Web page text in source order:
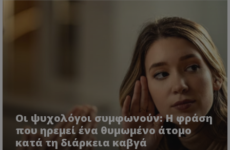
Οι ψυχολόγοι συμφωνούν: Η φράση
που ηρεμεί ένα θυμωμένο άτομο
κατά τη διάρκεια καβγά